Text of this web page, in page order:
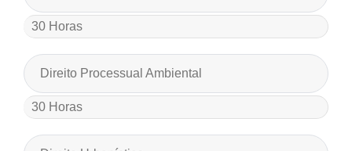
30 Horas
Direito Processual Ambiental
30 Horas